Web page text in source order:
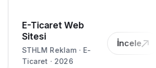
E-Ticaret Web
Sitesi
STHLM Reklam · E-
Ticaret · 2026
İncele